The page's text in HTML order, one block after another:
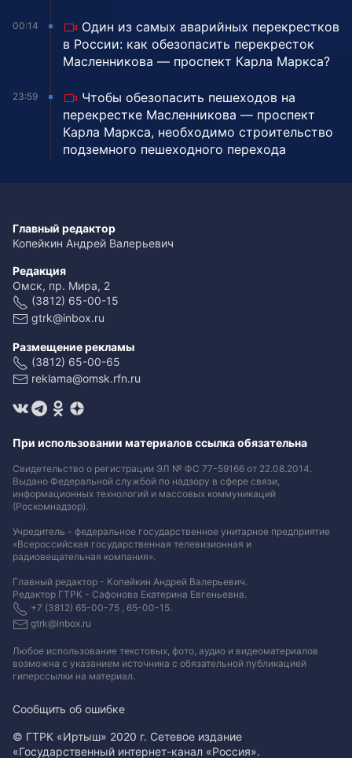
00:14
Один из самых аварийных перекрестков
в России: как обезопасить перекресток
Масленникова — проспект Карла Маркса?
23:59
Чтобы обезопасить пешеходов на
перекрестке Масленникова — проспект
Карла Маркса, необходимо строительство
подземного пешеходного перехода
Главный редактор
Копейкин Андрей Валерьевич
Редакция
Омск, пр. Мира, 2
(3812) 65-00-15
gtrk@inbox.ru
Размещение рекламы
(3812) 65-00-65
reklama@omsk.rfn.ru
При использовании материалов ссылка обязательна
Свидетельство о регистрации ЭЛ № ФС 77-59166 от 22.08.2014.
Выдано Федеральной службой по надзору в сфере связи,
информационных технологий и массовых коммуникаций
(Роскомнадзор).
Учредитель - федеральное государственное унитарное предприятие
«Всероссийская государственная телевизионная и
радиовещательная компания».
Главный редактор - Копейкин Андрей Валерьевич.
Редактор ГТРК - Сафонова Екатерина Евгеньевна.
+7 (3812) 65-00-75 , 65-00-15.
gtrk@inbox.ru
Любое использование текстовых, фото, аудио и видеоматериалов
возможна с указанием источника с обязательной публикацией
гиперссылки на материал.
Сообщить об ошибке
© ГТРК «Иртыш» 2020 г. Сетевое издание
«Государственный интернет-канал «Россия».